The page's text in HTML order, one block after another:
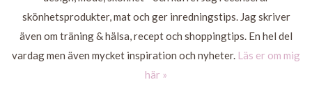
skönhetsprodukter, mat och ger inredningstips. Jag skriver
även om träning & hälsa, recept och shoppingtips. En hel del
vardag men även mycket inspiration och nyheter. Läs er om mig
här »